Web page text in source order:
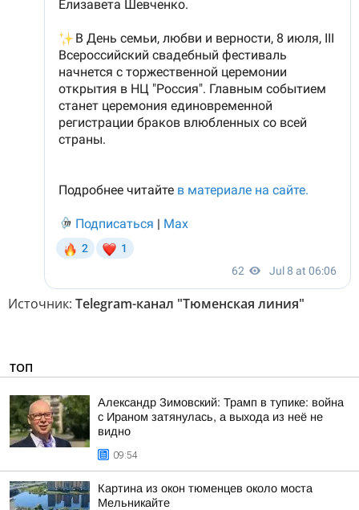
Источник: Telegram-канал "Тюменская линия"
ТОП
Александр Зимовский: Трамп в тупике: война
с Ираном затянулась, а выхода из неё не
видно
09:54
Картина из окон тюменцев около моста
Мельникайте